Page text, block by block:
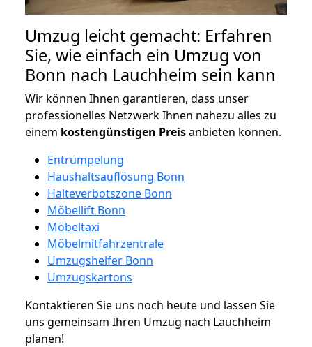
Umzug leicht gemacht: Erfahren
Sie, wie einfach ein Umzug von
Bonn nach Lauchheim sein kann
Wir können Ihnen garantieren, dass unser
professionelles Netzwerk Ihnen nahezu alles zu
einem kostengünstigen Preisanbieten können.
Entrümpelung
Haushaltsauflösung Bonn
Halteverbotszone Bonn
Möbellift Bonn
Möbeltaxi
Möbelmitfahrzentrale
Umzugshelfer Bonn
Umzugskartons
Kontaktieren Sie uns noch heute und lassen Sie
uns gemeinsam Ihren Umzug nach Lauchheim
planen!